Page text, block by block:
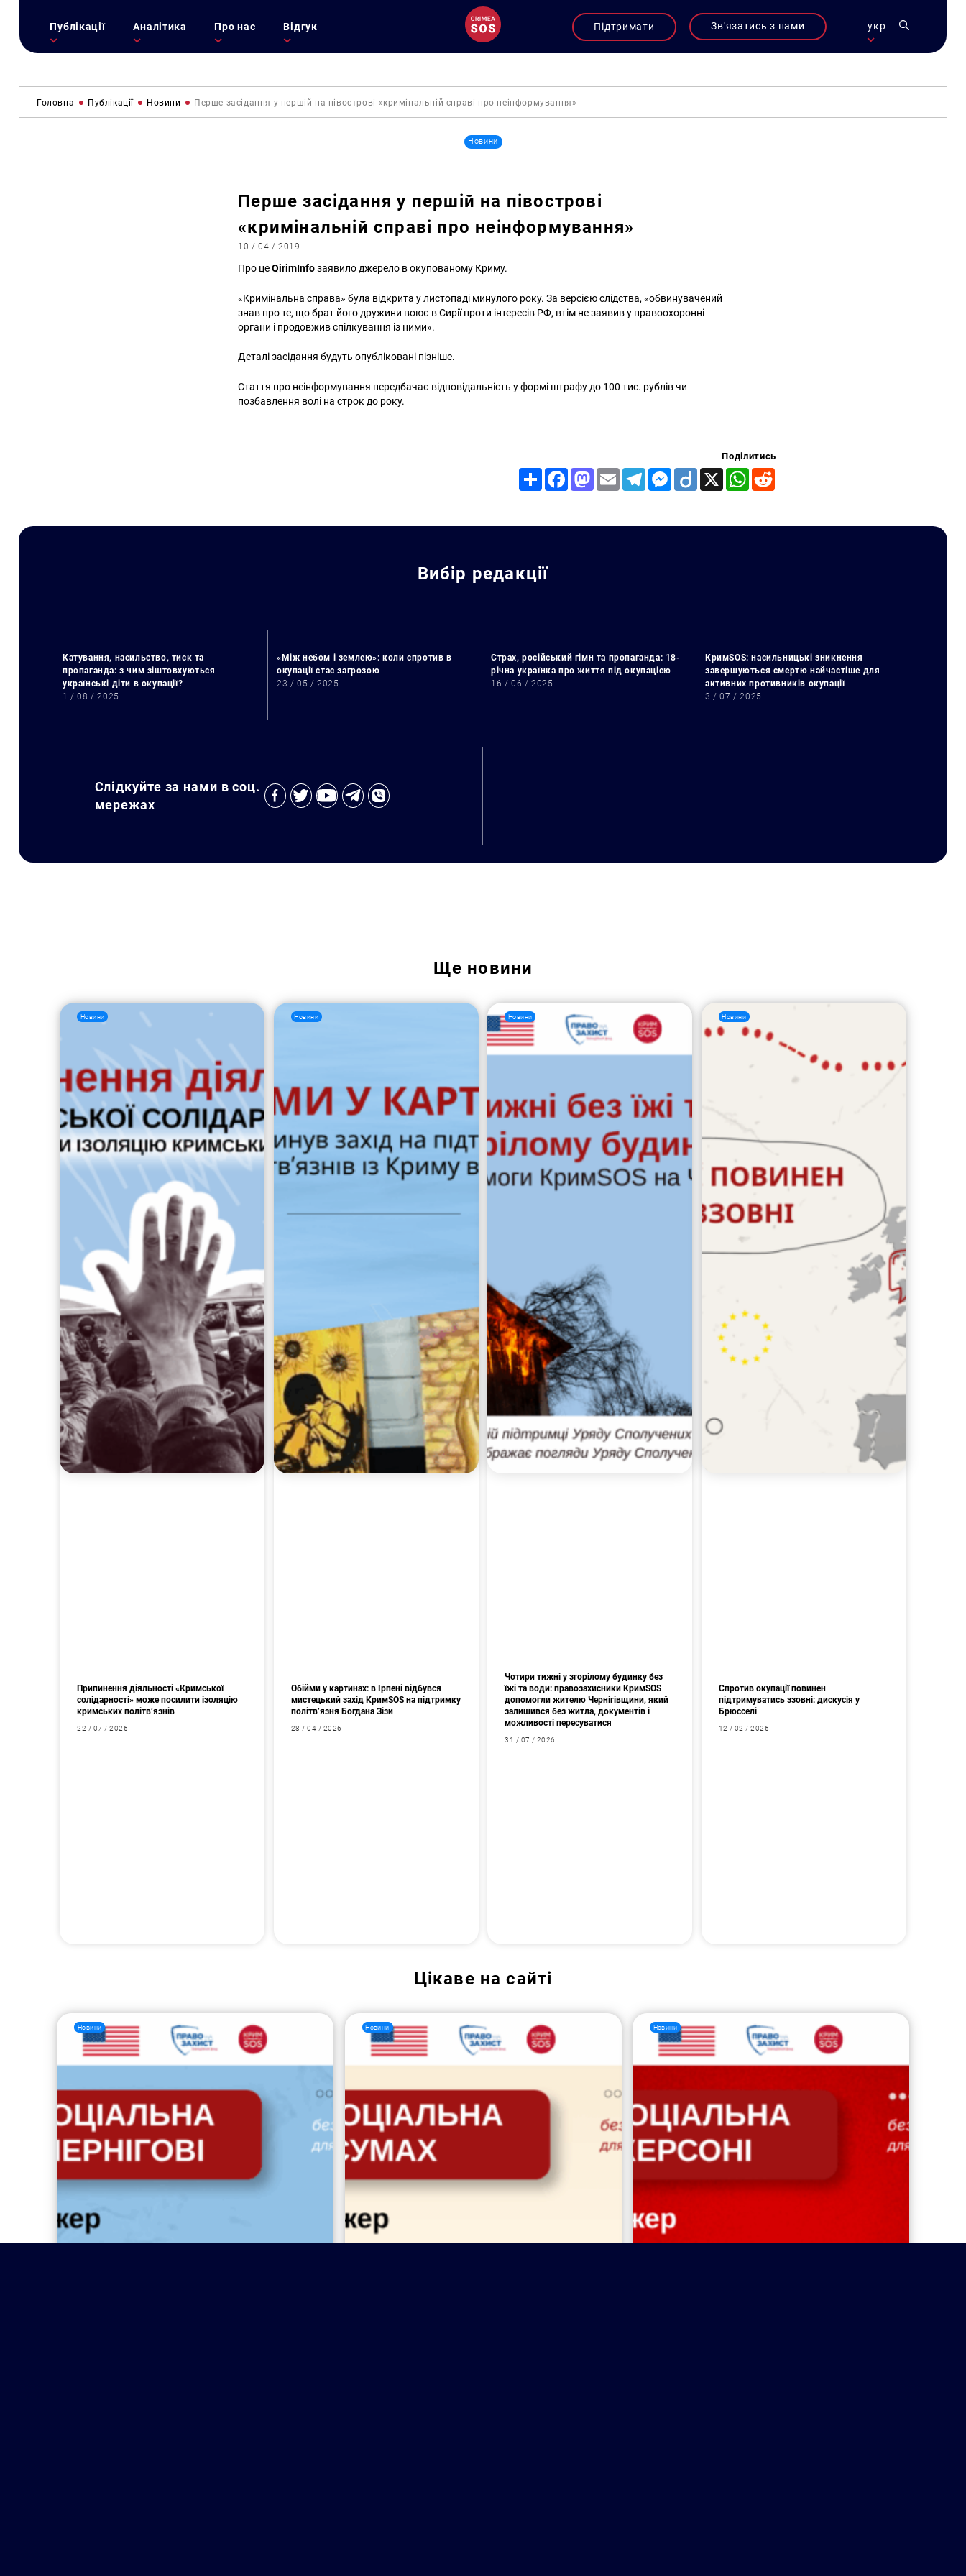
Публікації Аналітика Про нас Відгук Підтримати Зв'язатись з нами укр
Пошук за запитом:
Головна Публікації Новини Перше засідання у першій на півострові «кримінальній справі про неінформування»
Новини
Перше засідання у першій на півострові
«кримінальній справі про неінформування»
10 / 04 / 2019
Про цеQirimInfoзаявило джерело в окупованому Криму.
«Кримінальна справа» була відкрита у листопаді минулого року. За версією слідства, «обвинувачений
знав про те, що брат його дружини воює в Сирії проти інтересів РФ, втім не заявив у правоохоронні
органи і продовжив спілкування із ними».
Деталі засідання будуть опубліковані пізніше.
Стаття про неінформування передбачає відповідальність у формі штрафу до 100 тис. рублів чи
позбавлення волі на строк до року.
Поділитись
Share FacebookMastodon
Email TelegramMessenger
Diigo X WhatsApp
Вибір редакції
Катування, насильство, тиск та
пропаганда: з чим зіштовхуються
українські діти в окупації?
1 / 08 / 2025
«Між небом і землею»: коли спротив в
окупації стає загрозою
23 / 05 / 2025
Страх, російський гімн та пропаганда: 18-
річна українка про життя під окупацією
16 / 06 / 2025
КримSOS: насильницькі зникнення
завершуються смертю найчастіше для
активних противників окупації
3 / 07 / 2025
Слідкуйте за нами в соц.
мережах
Ще новини
Новини
Припинення діяльності «Кримської
солідарності» може посилити ізоляцію
кримських політв’язнів
22 / 07 / 2026
Новини
Обійми у картинах: в Ірпені відбувся
мистецький захід КримSOS на підтримку
політв’язня Богдана Зізи
28 / 04 / 2026
Новини
Чотири тижні у згорілому будинку без
їжі та води: правозахисники КримSOS
допомогли жителю Чернігівщини, який
залишився без житла, документів і
можливості пересуватися
31 / 07 / 2026
Новини
Спротив окупації повинен
підтримуватись ззовні: дискусія у
Брюсселі
12 / 02 / 2026
Цікаве на сайті
Новини Новини Новини